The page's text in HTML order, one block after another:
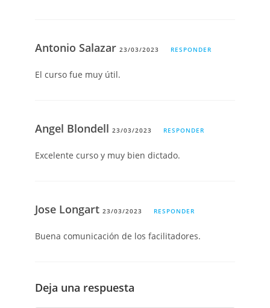
Antonio Salazar23/03/2023 RESPONDER
El curso fue muy útil.
Angel Blondell23/03/2023 RESPONDER
Excelente curso y muy bien dictado.
Jose Longart23/03/2023 RESPONDER
Buena comunicación de los facilitadores.
Deja una respuesta